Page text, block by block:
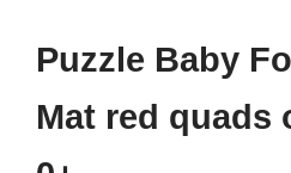
Puzzle Baby
Mat red quads